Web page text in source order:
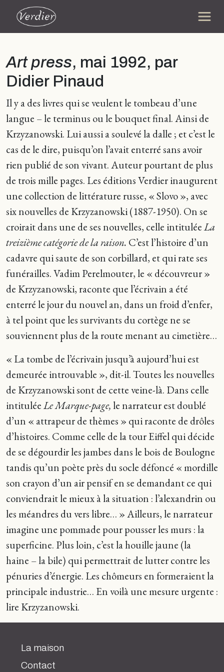
Art press, mai 1992, par
Didier Pinaud
Il y a des livres qui se veulent le tombeau d’une
langue – le terminus ou le bouquet final. Ainsi de
Krzyzanowski. Lui aussi a soulevé la dalle ; et c’est le
cas de le dire, puisqu’on l’avait enterré sans avoir
rien publié de son vivant. Auteur pourtant de plus
de trois mille pages. Les éditions Verdier inaugurent
une collection de littérature russe, « Slovo », avec
six nouvelles de Krzyzanowski (1887-1950). On se
croirait dans une de ses nouvelles, celle intituléeLa
treizième catégorie de la raison. C’est l’histoire d’un
cadavre qui saute de son corbillard, et qui rate ses
funérailles. Vadim Perelmouter, le « découvreur »
de Krzyzanowski, raconte que l’écrivain a été
enterré le jour du nouvel an, dans un froid d’enfer,
à tel point que les survivants du cortège ne se
souviennent plus de la route menant au cimetière…
« La tombe de l’écrivain jusqu’à aujourd’hui est
demeurée introuvable », dit-il. Toutes les nouvelles
de Krzyzanowski sont de cette veine-là. Dans celle
intituléeLe Marque-page,le narrateur est doublé
d’un « attrapeur de thèmes » qui raconte de drôles
d’histoires. Comme celle de la tour Eiffel qui décide
de se dégourdir les jambes dans le bois de Boulogne
tandis qu’un poète près du socle défoncé « mordille
son crayon d’un air pensif en se demandant ce qui
conviendrait le mieux à la situation : l’alexandrin ou
les méandres du vers libre… » Ailleurs, le narrateur
imagine une pommade pour pousser les murs : la
superficine. Plus loin, c’est la houille jaune (la
haine – la bile) qui permettrait de lutter contre les
pénuries d’énergie. Les chômeurs en formeraient la
principale industrie… En voilà une mesure urgente :
lire Krzyzanowski.
La maison
Contact